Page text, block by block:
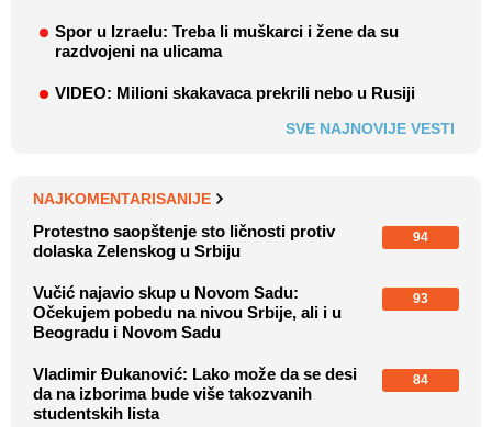
Spor u Izraelu: Treba li muškarci i žene da su
razdvojeni na ulicama
VIDEO: Milioni skakavaca prekrili nebo u Rusiji
SVE NAJNOVIJE VESTI
NAJKOMENTARISANIJE
Protestno saopštenje sto ličnosti protiv
dolaska Zelenskog u Srbiju
94
Vučić najavio skup u Novom Sadu:
Očekujem pobedu na nivou Srbije, ali i u
Beogradu i Novom Sadu
93
Vladimir Đukanović: Lako može da se desi
da na izborima bude više takozvanih
studentskih lista
84